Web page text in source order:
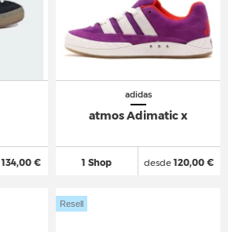
134,00 €
adidas
atmos Adimatic x
1 Shop desde120,00 €
Resell